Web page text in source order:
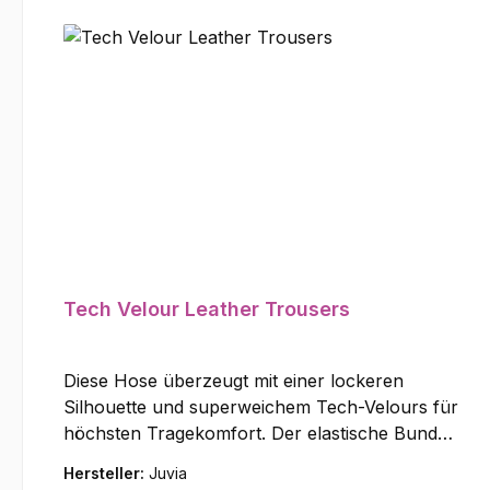
Tech Velour Leather Trousers
Diese Hose überzeugt mit einer lockeren
Silhouette und superweichem Tech-Velours für
höchsten Tragekomfort. Der elastische Bund
Hersteller: Juvia